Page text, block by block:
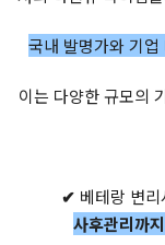
국내 발명가와 기
이는 다양한 규모의
✔ 베테랑 변
사후관리까